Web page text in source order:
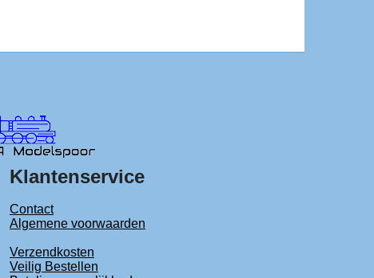
Klantenservice
Contact
Algemene voorwaarden
Verzendkosten
Veilig Bestellen